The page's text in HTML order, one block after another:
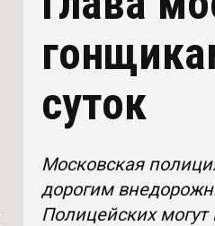
суток
Московская
дорогим
Полицейских